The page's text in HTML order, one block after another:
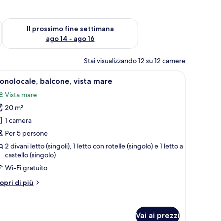
ago 7 - ago 9
Il prossimo fine settimana
ago 14 - ago 16
Verifica la disponibilità per il prossimo fine settimana, ago 14
Stai visualizzando 12 su 12 camere
da pranzo e una TV. Camera con letto a castello, finestra e un
7 balcone, vista mare
Vista mare
20 m²
1 camera
Per 5 persone
2 divani letto (singoli), 1 letto con rotelle (singolo) e 1 letto a
castello (singolo)
Wi-Fi gratuito
di più
Vai ai prezzi